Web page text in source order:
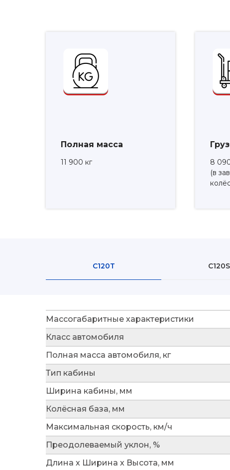
Полная масса
11 900 кг
8
(в
C120T C120S
Массогабаритные характеристики
Класс автомобиля
Полная масса автомобиля, кг
Тип кабины
Ширина кабины, мм
Колёсная база, мм
Максимальная скорость, км/ч
Преодолеваемый уклон, %
Длина х Ширина х Высота, мм